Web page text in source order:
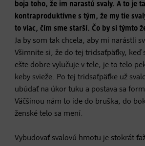
boja toho, že im narastú svaly. A to je
kontraproduktívne s tým, že my tie
to viac, čím sme starší. Čo by si týmto
Ja by som tak chcela, aby mi narástli
Všimnite si, že do tej tridsaťpäťky, keď
ešte dobre vylučuje v tele, je to telo
keby svieže. Po tej tridsaťpäťke už
ubúdať na úkor tuku a postava sa
Väčšinou nám to ide do bruška, do
ženské telo sa mení.
Vybudovať svalovú hmotu je stokrát